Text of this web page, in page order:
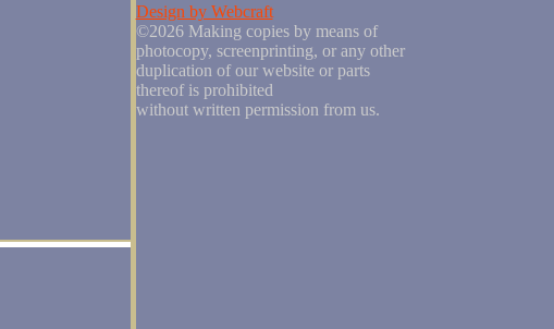
Design by Webcraft
©2026 Making copies by means of
photocopy, screenprinting, or any other
duplication of our website or parts
thereof is prohibited
without written permission from us.